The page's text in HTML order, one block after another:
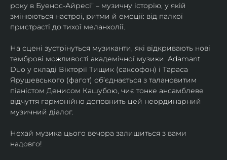
року в Буенос-Айресі” – музичну історію, у якій
змінюються настрої, ритми й емоції: від палкої
пристрасті до тихої меланхолії.
На сцені зустрінуться музиканти, які відкривають нові
темброві можливості академічної музики. Adamant
Duo у складі Вікторії Тищик (саксофон) і Тараса
Ярушевського (фагот) об’єднається з талановитим
піаністом Денисом Кашубою, чиє тонке ансамблеве
відчуття гармонійно доповнить цей неординарний
музичний діалог.
Нехай музика цього вечора залишиться з вами
надовго!